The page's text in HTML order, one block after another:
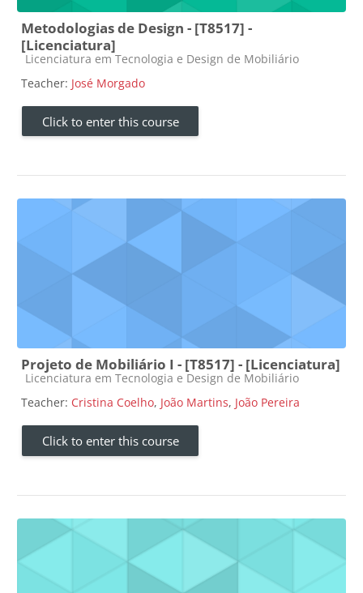
Metodologias de Design - [T8517] -
[Licenciatura]
Course category
Licenciatura em Tecnologia e Design de Mobiliário
Teacher: José Morgado
Click to enter this course
Projeto de Mobiliário I - [T8517] - [Licenciatura]
Course category
Licenciatura em Tecnologia e Design de Mobiliário
Teacher: Cristina Coelho, João Martins, João Pereira
Click to enter this course